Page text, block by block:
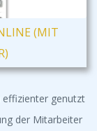
(MIT
effizienter genutzt
der Mitarbeiter